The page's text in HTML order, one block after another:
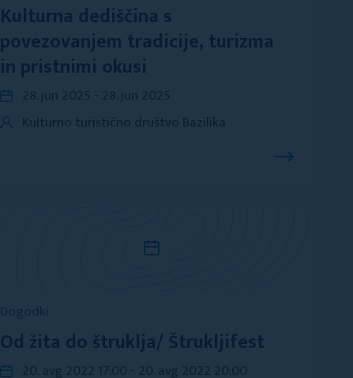
Kulturna dediščina s
povezovanjem tradicije, turizma
in pristnimi okusi
Dogodki
Od žita do štruklja/ Štrukljifest